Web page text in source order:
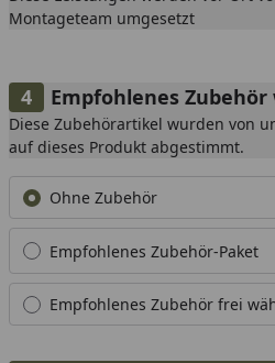
Montageteam umgesetzt
Empfohlenes Zubehör
Diese Zubehörartikel wurden von
auf dieses Produkt abgestimmt.
Ohne Zubehör
Empfohlenes Zubehör-Paket
Empfohlenes Zubehör frei